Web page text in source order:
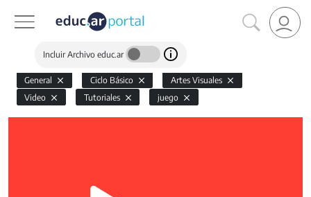
Incluir Archivo educ.ar
General Ciclo Básico
Artes Visuales
Video
Tutoriales juego